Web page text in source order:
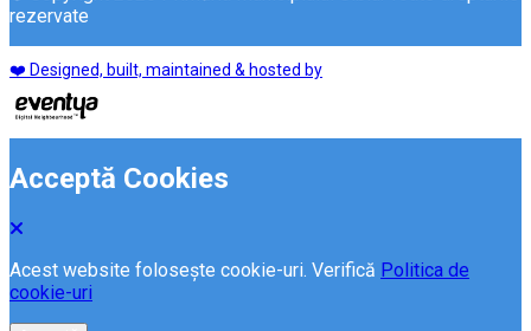
rezervate
❤️ Designed, built, maintained & hosted by
Acceptă Cookies
Acest website folosește cookie-uri. Verifică Politica de
cookie-uri